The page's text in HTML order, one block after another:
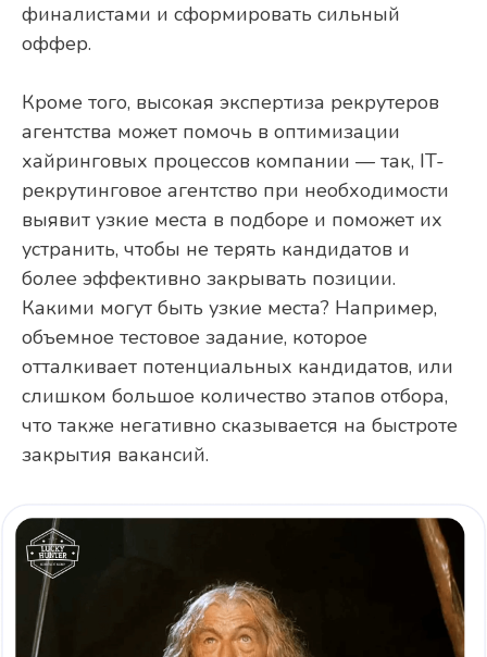
финалистами и сформировать сильный
оффер.
Кроме того, высокая экспертиза рекрутеров
агентства может помочь в оптимизации
хайринговых процессов компании — так, IT-
рекрутинговое агентство при необходимости
выявит узкие места в подборе и поможет их
устранить, чтобы не терять кандидатов и
более эффективно закрывать позиции.
Какими могут быть узкие места? Например,
объемное тестовое задание, которое
отталкивает потенциальных кандидатов, или
слишком большое количество этапов отбора,
что также негативно сказывается на быстроте
закрытия вакансий.